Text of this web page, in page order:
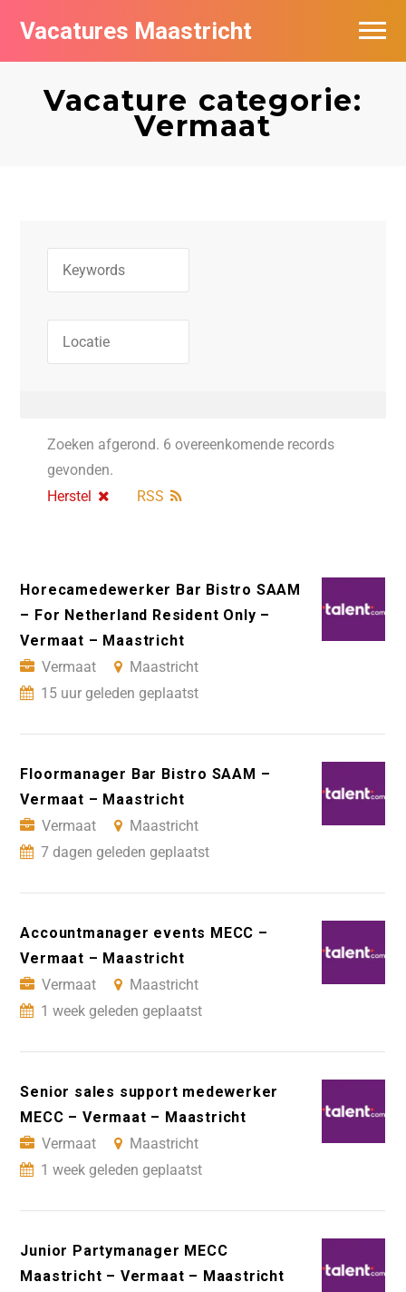
Vacatures Maastricht
Vacature categorie:
Vermaat
Zoeken afgerond. 6 overeenkomende records
gevonden.
Herstel
RSS
Horecamedewerker Bar Bistro SAAM
– For Netherland Resident Only –
Vermaat – Maastricht
Vermaat
Maastricht
15 uur geleden geplaatst
Floormanager Bar Bistro SAAM –
Vermaat – Maastricht
Vermaat
Maastricht
7 dagen geleden geplaatst
Accountmanager events MECC –
Vermaat – Maastricht
Vermaat
Maastricht
1 week geleden geplaatst
Senior sales support medewerker
MECC – Vermaat – Maastricht
Vermaat
Maastricht
1 week geleden geplaatst
Junior Partymanager MECC
Maastricht – Vermaat – Maastricht
Vacatures per bedrijf in Maastricht
De populairste vacatures in Maastricht